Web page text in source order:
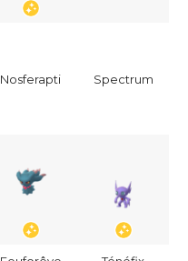
Nosferapti Spectrum